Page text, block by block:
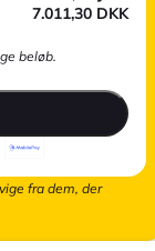
7.011,30 DKK
beløb.
fra dem, der